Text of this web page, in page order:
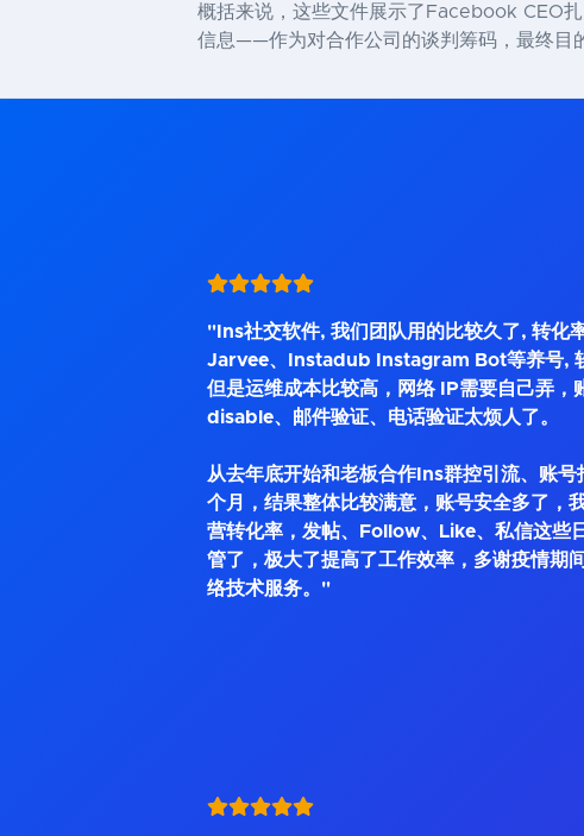
概括来说，这些文件展示了Facebook CEO
信息——作为对合作公司的谈判筹码，最终目
"Ins社交软件, 我们团队用的比较久了, 转化
Jarvee、Instadub Instagram Bot等养号,
但是运维成本比较高，网络 IP需要自己弄，
disable、邮件验证、电话验证太烦人了。
从去年底开始和老板合作Ins群控引流、账号
个月，结果整体比较满意，账号安全多了，
营转化率，发帖、Follow、Like、私信这些
管了，极大了提高了工作效率，多谢疫情期
络技术服务。"